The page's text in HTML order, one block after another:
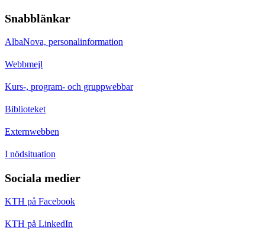
Snabblänkar
AlbaNova, personalinformation
Webbmejl
Kurs-, program- och gruppwebbar
Biblioteket
Externwebben
I nödsituation
Sociala medier
KTH på Facebook
KTH på LinkedIn